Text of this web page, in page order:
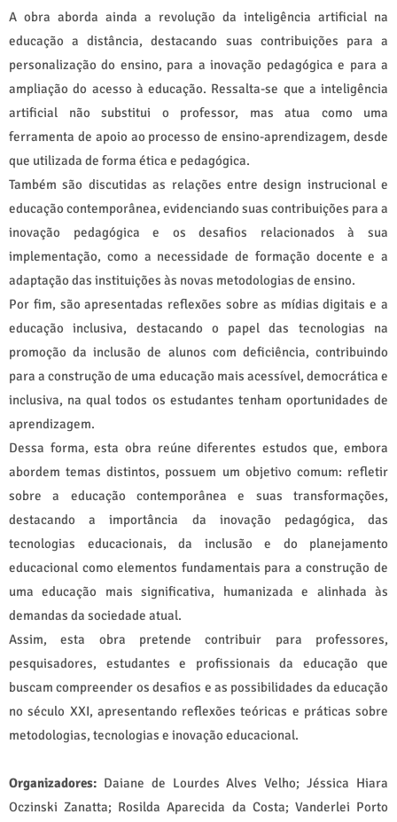
A obra aborda ainda a revolução da inteligência artificial na
educação a distância, destacando suas contribuições para a
personalização do ensino, para a inovação pedagógica e para a
ampliação do acesso à educação. Ressalta-se que a inteligência
artificial não substitui o professor, mas atua como uma
ferramenta de apoio ao processo de ensino-aprendizagem, desde
que utilizada de forma ética e pedagógica.
Também são discutidas as relações entre design instrucional e
educação contemporânea, evidenciando suas contribuições para a
inovação pedagógica e os desafios relacionados à sua
implementação, como a necessidade de formação docente e a
adaptação das instituições às novas metodologias de ensino.
Por fim, são apresentadas reflexões sobre as mídias digitais e a
educação inclusiva, destacando o papel das tecnologias na
promoção da inclusão de alunos com deficiência, contribuindo
para a construção de uma educação mais acessível, democrática e
inclusiva, na qual todos os estudantes tenham oportunidades de
aprendizagem.
Dessa forma, esta obra reúne diferentes estudos que, embora
abordem temas distintos, possuem um objetivo comum: refletir
sobre a educação contemporânea e suas transformações,
destacando a importância da inovação pedagógica, das
tecnologias educacionais, da inclusão e do planejamento
educacional como elementos fundamentais para a construção de
uma educação mais significativa, humanizada e alinhada às
demandas da sociedade atual.
Assim, esta obra pretende contribuir para professores,
pesquisadores, estudantes e profissionais da educação que
buscam compreender os desafios e as possibilidades da educação
no século XXI, apresentando reflexões teóricas e práticas sobre
metodologias, tecnologias e inovação educacional.
Organizadores: Daiane de Lourdes Alves Velho; Jéssica Hiara
Oczinski Zanatta; Rosilda Aparecida da Costa; Vanderlei Porto